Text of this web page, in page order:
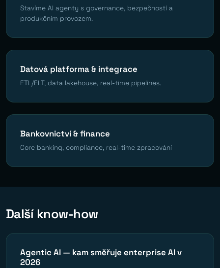
Stavíme AI agenty s governance, bezpečností a
produkčním provozem.
Datová platforma & integrace
ETL/ELT, data lakehouse, real-time pipelines.
Bankovnictví & finance
Core banking, compliance, real-time zpracování
Další know-how
Agentic AI — kam směřuje enterprise AI v
2026